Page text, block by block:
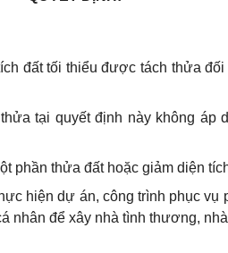
đất tối thiểu được tách thửa
tại quyếtđịnh này không áp
phần thửa đất hoặc giảm diện
hiện dự án, công trình phục vụ
nhân để xây nhà tình thương,